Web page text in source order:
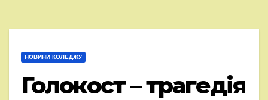
НОВИНИ КОЛЕДЖУ
Голокост – трагедія